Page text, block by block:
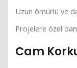
Uzun ömürlü ve
Projelere özel
Cam